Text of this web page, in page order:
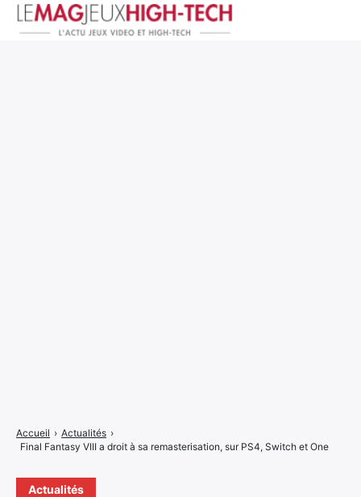
Actualités
Accueil › Actualités ›
Final Fantasy VIII a droit à sa remasterisation, sur PS4, Switch et One